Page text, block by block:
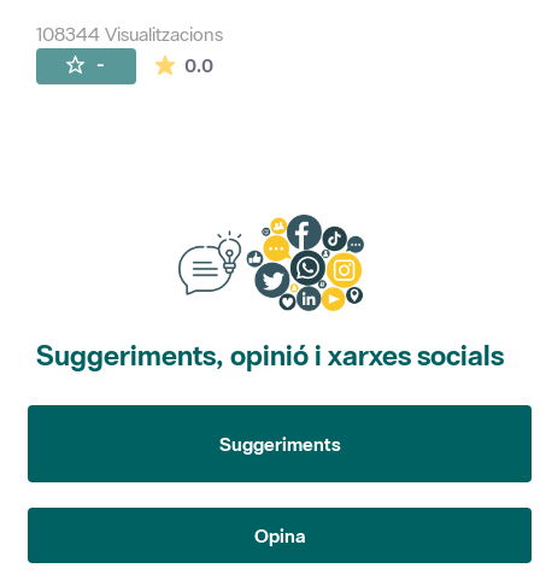
108344 Visualitzacions
- 0.0La mitjana de les valoracions és de 0
Suggeriments, opinió i xarxes socials
Suggeriments
Opina